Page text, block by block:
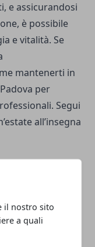
il nostro sito
a quali
e assicurandosi
è possibile
e vitalità. Se
mantenerti in
per
Segui
all’insegna